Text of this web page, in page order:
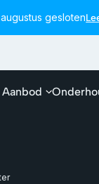
gesloten
Aanbod